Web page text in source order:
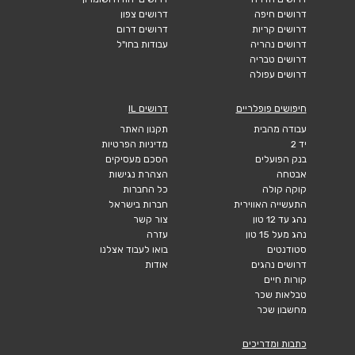
דרושים חיפה
דרושים קריות
דרושים נהריה
דרושים טבריה
דרושים עפולה
דרושים צפון
דרושים דרום
עבודות בחו"ל
חיפושים פופלריים
עבודה מהבית
יד 2
בנק הפועלים
אבטחה
קוקה קולה
התעשייה האווירית
נהג עד 12 טון
נהג מעל 15 טון
סטודנטים
דרושים נהגים
קורות חיים
טבלאות שכר
מחשבון שכר
דרושים IL
תקנון האתר
מדיניות הפרטיות
הסכם מעסיקים
הצהרת נגישות
כל החברות
חברות בישראל
צור קשר
עזרה
בואו לעבוד אצלנו
אודות
כתבות ומדריכים